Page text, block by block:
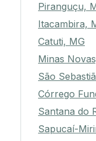
Piranguçu,
Itacambira,
Catuti, MG
Minas
São
Córrego
Santana do
Sapucaí-